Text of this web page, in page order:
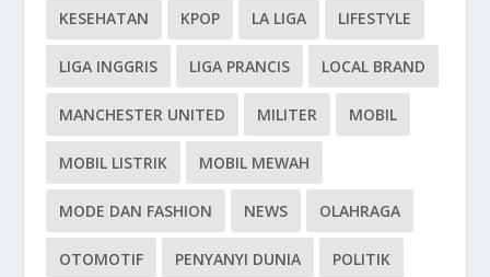
KESEHATAN KPOP LA LIGA LIFESTYLE
LIGA INGGRIS LIGA PRANCIS LOCAL BRAND
MANCHESTER UNITED MILITER MOBIL
MOBIL LISTRIK MOBIL MEWAH
MODE DAN FASHION NEWS OLAHRAGA
OTOMOTIF PENYANYI DUNIA POLITIK